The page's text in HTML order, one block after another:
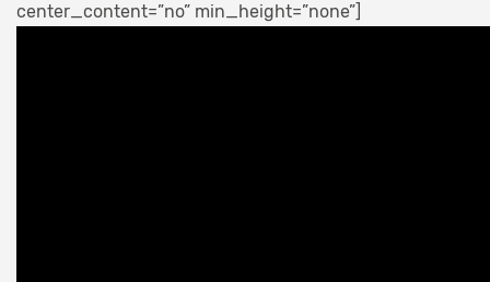
center_content=”no” min_height=”none”]